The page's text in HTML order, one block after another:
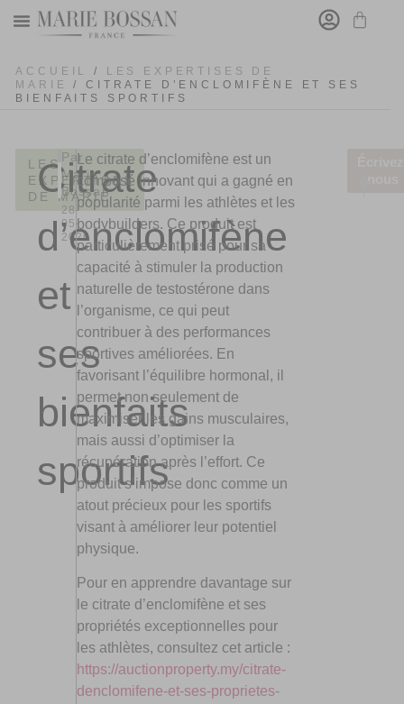
ACCUEIL /
LES EXPERTISES DE
MARIE
/ CITRATE D’ENCLOMIFÈNE ET SES
BIENFAITS SPORTIFS
LES
EXPERTISES
DE MARIE
Citrate
d’enclomifène
et
ses
bienfaits
sportifs
Par
Marie
Bossan
28-
05-
2026
Le citrate d’enclomifène est un
composé innovant qui a gagné en
popularité parmi les athlètes et les
bodybuilders. Ce produit est
particulièrement prisé pour sa
capacité à stimuler la production
naturelle de testostérone dans
l’organisme, ce qui peut
contribuer à des performances
sportives améliorées. En
favorisant l’équilibre hormonal, il
permet non seulement de
maximiser les gains musculaires,
mais aussi d’optimiser la
récupération après l’effort. Ce
produit s’impose donc comme un
atout précieux pour les sportifs
visant à améliorer leur potentiel
physique.
Pour en apprendre davantage sur
le citrate d’enclomifène et ses
propriétés exceptionnelles pour
les athlètes, consultez cet article :
https://auctionproperty.my/citrate-
denclomifene-et-ses-proprietes-